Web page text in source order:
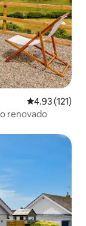
Calificación
4.93 (121)
renovado